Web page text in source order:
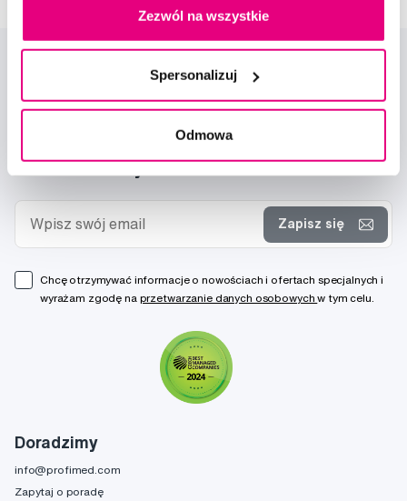
Zezwól na wszystkie
Spersonalizuj
Odmowa
Doradzimy
info@profimed.com
Zapytaj o poradę
Zapisz się
Chcę otrzymywać informacje o nowościach i ofertach specjalnych i
wyrażam zgodę na przetwarzanie danych osobowychw tym celu.